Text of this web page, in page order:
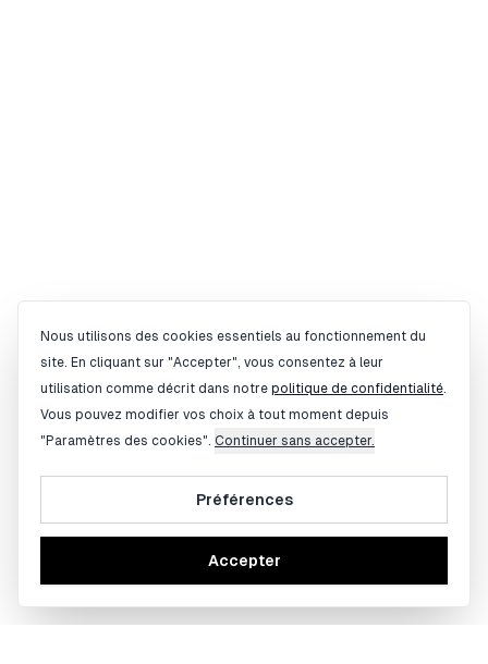
Gestion des cookies
Nous utilisons des cookies essentiels au fonctionnement du
site. En cliquant sur "Accepter", vous consentez à leur
utilisation comme décrit dans notre politique de confidentialité.
Vous pouvez modifier vos choix à tout moment depuis
"Paramètres des cookies". Continuer sans accepter.
Préférences
Accepter